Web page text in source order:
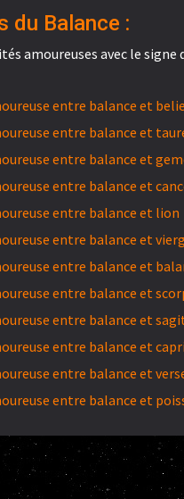
du Balance :
amoureuses avec le signe
entre balance et
entre balance et
entre balance et
entre balance et
entre balance et lion
entre balance et
entre balance et
entre balance et
entre balance et
entre balance et
entre balance et
entre balance et